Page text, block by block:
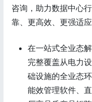
咨询，助力数据中心
靠、更高效、更强适
在一站式全业态
完整覆盖从电力
础设施的全业态
能效管理软件、